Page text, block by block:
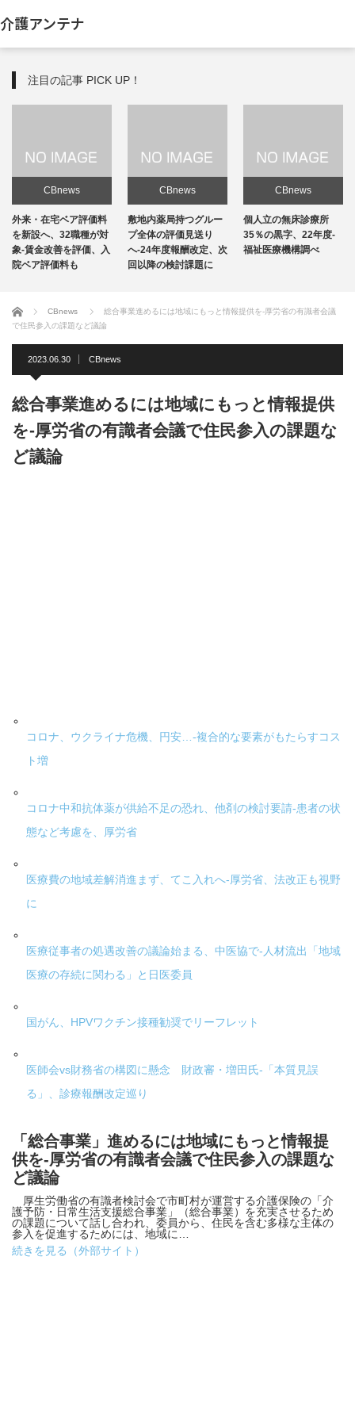
介護アンテナ
注目の記事 PICK UP！
CBnews
敷地内薬局持つグルー
プ全体の評価見送り
へ-24年度報酬改定、次
回以降の検討課題に
CBnews
個人立の無床診療所
35％の黒字、22年度-
福祉医療機構調べ
CBnews
個人立の無床診療所
35％の黒字、22年度-
福祉医療機構調べ
ホーム CBnews
総合事業進めるには地域にもっと情報提供を-厚労省の有識者会議
で住民参入の課題など議論
2023.06.30 CBnews
総合事業進めるには地域にもっと情報提供
を-厚労省の有識者会議で住民参入の課題な
ど議論
コロナ、ウクライナ危機、円安…-複合的な要素がもたらすコス
ト増
コロナ中和抗体薬が供給不足の恐れ、他剤の検討要請-患者の状
態など考慮を、厚労省
医療費の地域差解消進まず、てこ入れへ-厚労省、法改正も視野
に
医療従事者の処遇改善の議論始まる、中医協で-人材流出「地域
医療の存続に関わる」と日医委員
国がん、HPVワクチン接種勧奨でリーフレット
医師会vs財務省の構図に懸念 財政審・増田氏-「本質見誤
る」、診療報酬改定巡り
「総合事業」進めるには地域にもっと情報提
供を-厚労省の有識者会議で住民参入の課題な
ど議論
厚生労働省の有識者検討会で市町村が運営する介護保険の「介
護予防・日常生活支援総合事業」（総合事業）を充実させるため
の課題について話し合われ、委員から、住民を含む多様な主体の
参入を促進するためには、地域に…
続きを見る（外部サイト）